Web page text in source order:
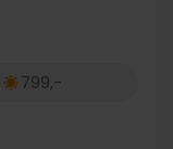
799,-